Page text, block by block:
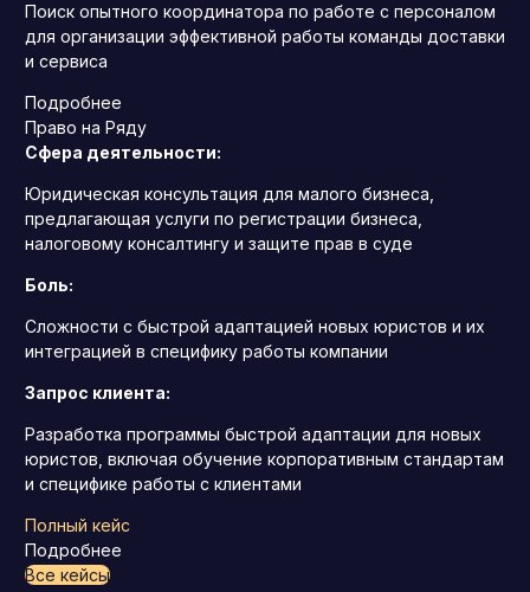
Поиск опытного координатора по работе с персоналом
для организации эффективной работы команды доставки
и сервиса
Подробнее
Право на Ряду
Сфера деятельности:
Юридическая консультация для малого бизнеса,
предлагающая услуги по регистрации бизнеса,
налоговому консалтингу и защите прав в суде
Боль:
Сложности с быстрой адаптацией новых юристов и их
интеграцией в специфику работы компании
Запрос клиента:
Разработка программы быстрой адаптации для новых
юристов, включая обучение корпоративным стандартам
и специфике работы с клиентами
Полный кейс
Подробнее
Все кейсы